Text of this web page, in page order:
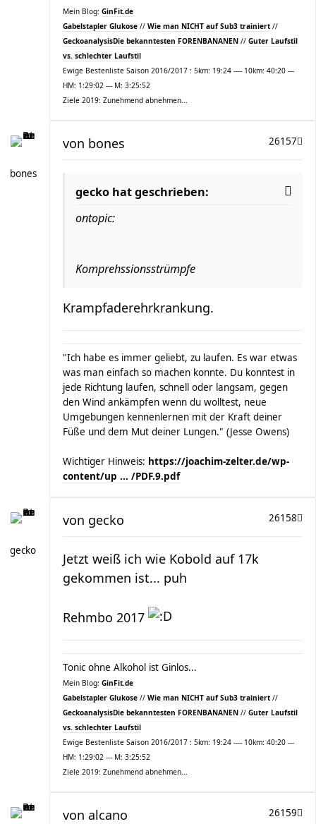
Mein Blog: GinFit.de
Gabelstapler Glukose // Wie man NICHT auf Sub3 trainiert //
GeckoanalysisDie bekanntesten FORENBANANEN // Guter Laufstil
vs. schlechter Laufstil
Ewige Bestenliste Saison 2016/2017 : 5km: 19:24 ---- 10km: 40:20 ---
HM: 1:29:02 --- M: 3:25:52
Ziele 2019: Zunehmend abnehmen...
bones
26157
von bones
gecko hat geschrieben:
ontopic:
Komprehssionsstrümpfe
Krampfaderehrkrankung.
"Ich habe es immer geliebt, zu laufen. Es war etwas
was man einfach so machen konnte. Du konntest in
jede Richtung laufen, schnell oder langsam, gegen
den Wind ankämpfen wenn du wolltest, neue
Umgebungen kennenlernen mit der Kraft deiner
Füße und dem Mut deiner Lungen." (Jesse Owens)
Wichtiger Hinweis: https://joachim-zelter.de/wp-
content/up ... /PDF.9.pdf
gecko
26158
von gecko
Jetzt weiß ich wie Kobold auf 17k
gekommen ist... puh
Rehmbo 2017
Tonic ohne Alkohol ist Ginlos...
Mein Blog: GinFit.de
Gabelstapler Glukose // Wie man NICHT auf Sub3 trainiert //
GeckoanalysisDie bekanntesten FORENBANANEN // Guter Laufstil
vs. schlechter Laufstil
Ewige Bestenliste Saison 2016/2017 : 5km: 19:24 ---- 10km: 40:20 ---
HM: 1:29:02 --- M: 3:25:52
Ziele 2019: Zunehmend abnehmen...
26159
von alcano